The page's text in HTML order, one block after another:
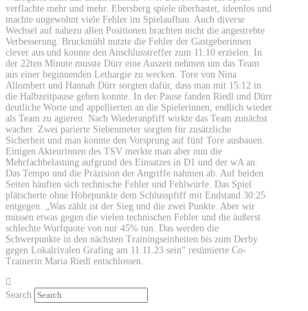
verflachte mehr und mehr. Ebersberg spiele überhastet, ideenlos und
machte ungewohnt viele Fehler im Spielaufbau. Auch diverse
Wechsel auf nahezu allen Positionen brachten nicht die angestrebte
Verbesserung. Bruckmühl nutzte die Fehler der Gastgeberinnen
clever aus und konnte den Anschlusstreffer zum 11:10 erzielen. In
der 22ten Minute musste Dürr eine Auszeit nehmen um das Team
aus einer beginnenden Lethargie zu wecken. Tore von Nina
Allombert und Hannah Dürr sorgten dafür, dass man mit 15:12 in
die Halbzeitpause gehen konnte. In der Pause fanden Riedl und Dürr
deutliche Worte und appellierten an die Spielerinnen, endlich wieder
als Team zu agieren. Nach Wiederanpfiff wirkte das Team zunächst
wacher. Zwei parierte Siebenmeter sorgten für zusätzliche
Sicherheit und man konnte den Vorsprung auf fünf Tore ausbauen.
Einigen Akteurinnen des TSV merkte man aber nun die
Mehrfachbelastung aufgrund des Einsatzes in D1 und der wA an.
Das Tempo und die Präzision der Angriffe nahmen ab. Auf beiden
Seiten häuften sich technische Fehler und Fehlwürfe. Das Spiel
plätscherte ohne Höhepunkte dem Schlusspfiff mit Endstand 30:25
entgegen. „Was zählt ist der Sieg und die zwei Punkte. Aber wir
müssen etwas gegen die vielen technischen Fehler und die äußerst
schlechte Wurfquote von nur 45% tun. Das werden die
Schwerpunkte in den nächsten Trainingseinheiten bis zum Derby
gegen Lokalrivalen Grafing am 11.11.23 sein“ resümierte Co-
Trainerin Maria Riedl entschlossen.
Search